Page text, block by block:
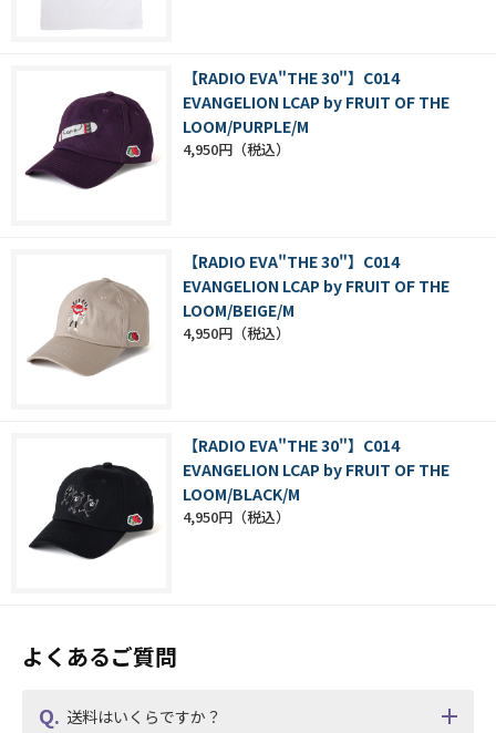
【RADIO EVA"THE 30"】C014
EVANGELION LCAP by FRUIT OF THE
LOOM/PURPLE/M
4,950円
【RADIO EVA"THE 30"】C014
EVANGELION LCAP by FRUIT OF THE
LOOM/BEIGE/M
4,950円
【RADIO EVA"THE 30"】C014
EVANGELION LCAP by FRUIT OF THE
LOOM/BLACK/M
4,950円
よくあるご質問
送料はいくらですか？